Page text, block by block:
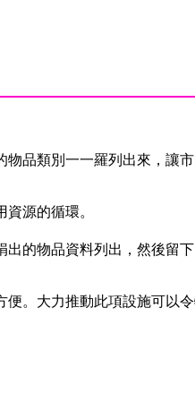
品類別一一羅列出來，讓市
源的循環。
的物品資料列出，然後留下
。大力推動此項設施可以